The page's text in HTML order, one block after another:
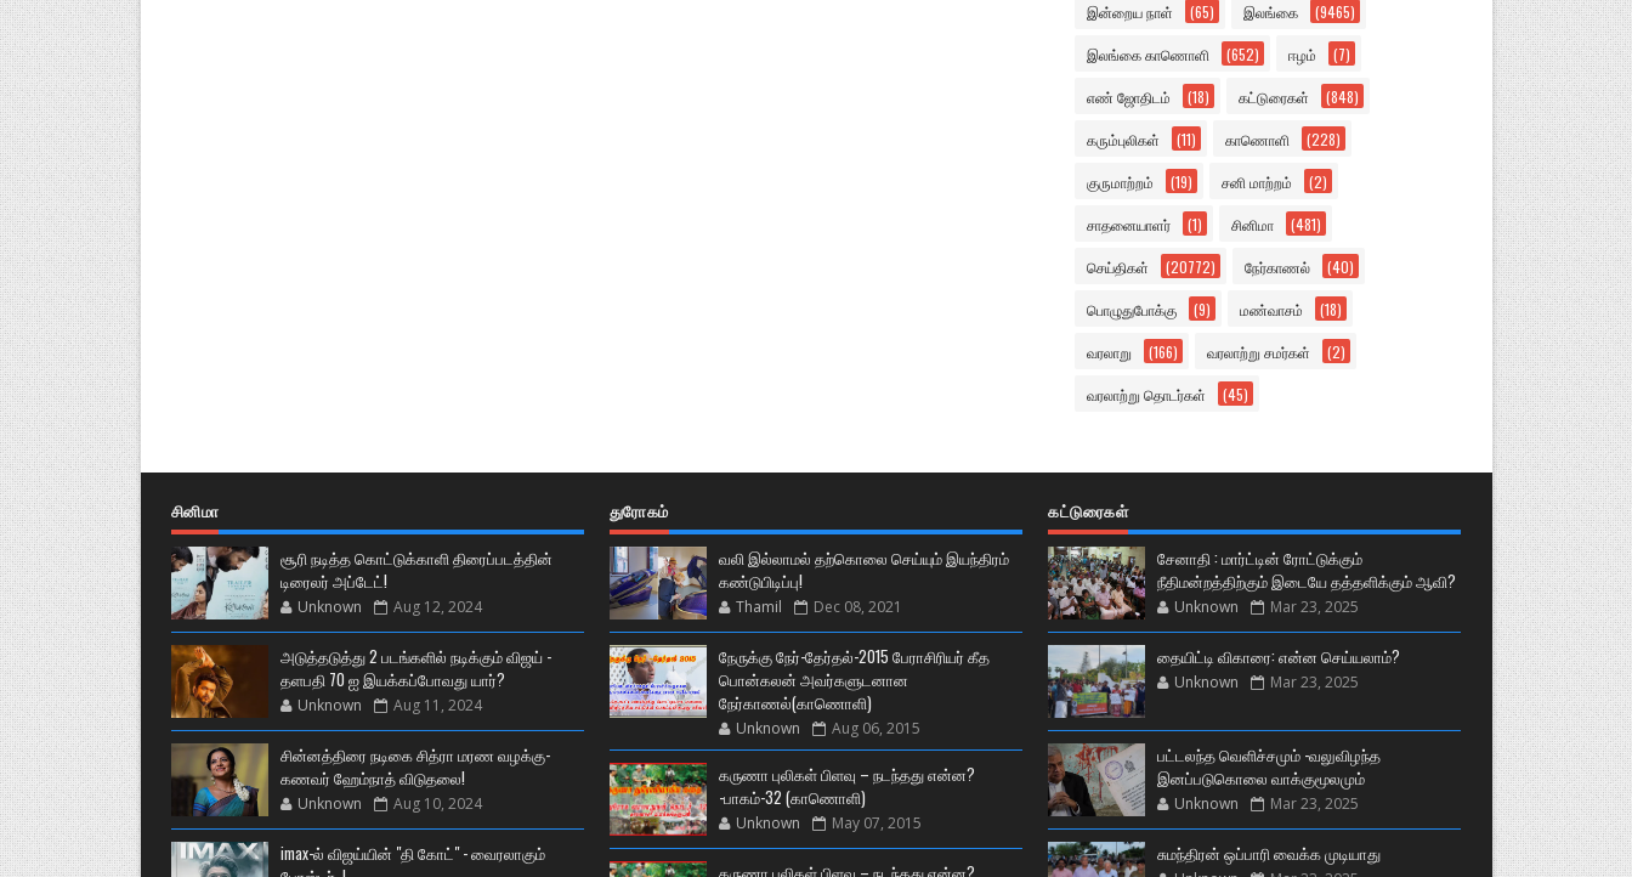
இன்றைய நாள் (65) இலங்கை (9465)
இலங்கை காணொளி (652) ஈழம் (7)
எண் ஜோதிடம் (18) கட்டுரைகள் (848)
கரும்புலிகள் (11) காணொளி (228)
குருமாற்றம் (19) சனி மாற்றம் (2)
சாதனையாளர் (1) சினிமா (481)
செய்திகள் (20772) நேர்காணல் (40)
பொழுதுபோக்கு (9) மண்வாசம் (18)
வரலாறு (166) வரலாற்று சமர்கள் (2)
வரலாற்று தொடர்கள் (45)
சினிமா
சூரி நடித்த கொட்டுக்காளி திரைப்படத்தின்
டிரைலர் அப்டேட்!
Unknown Aug 12, 2024
அடுத்தடுத்து 2 படங்களில் நடிக்கும் விஜய் -
தளபதி 70 ஐ இயக்கப்போவது யார்?
Unknown Aug 11, 2024
சின்னத்திரை நடிகை சித்ரா மரண வழக்கு-
கணவர் ஹேம்நாத் விடுதலை!
Unknown Aug 10, 2024
imax-ல் விஜய்யின் "தி கோட்" - வைரலாகும்
துரோகம்
வலி இல்லாமல் தற்கொலை செய்யும் இயந்திரம்
கண்டுபிடிப்பு!
Thamil Dec 08, 2021
நேருக்கு நேர்-தேர்தல்-2015 பேராசிரியர் கீத
பொன்கலன் அவர்களுடனான
நேர்காணல்(காணொளி)
Unknown Aug 06, 2015
கருணா புலிகள் பிளவு – நடந்தது என்ன?
-பாகம்-32 (காணொளி)
Unknown May 07, 2015
கருணா புலிகள் பிளவு – நடந்தது என்ன?
கட்டுரைகள்
சேனாதி : மார்ட்டின் ரோட்டுக்கும்
நீதிமன்றத்திற்கும் இடையே தத்தளிக்கும் ஆவி?
Unknown Mar 23, 2025
தையிட்டி விகாரை: என்ன செய்யலாம்?
Unknown Mar 23, 2025
பட்டலந்த வெளிச்சமும் -வலுவிழந்த
இனப்படுகொலை வாக்குமூலமும்
Unknown Mar 23, 2025
சுமந்திரன் ஒப்பாரி வைக்க முடியாது